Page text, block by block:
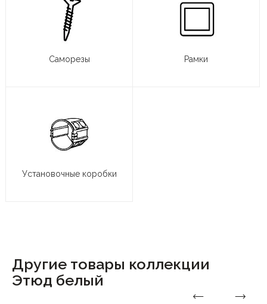
Саморезы Рамки
Установочные коробки
Другие товары коллекции
Этюд белый